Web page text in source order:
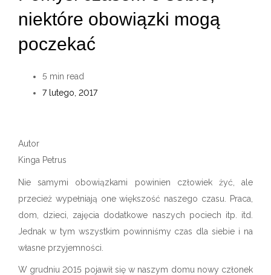
niektóre obowiązki mogą
poczekać
5 min read
7 lutego, 2017
Autor
Kinga Petrus
Nie samymi obowiązkami powinien człowiek żyć, ale
przecież wypełniają one większość naszego czasu. Praca,
dom, dzieci, zajęcia dodatkowe naszych pociech itp. itd.
Jednak w tym wszystkim powinniśmy czas dla siebie i na
własne przyjemności.
W grudniu 2015 pojawił się w naszym domu nowy członek